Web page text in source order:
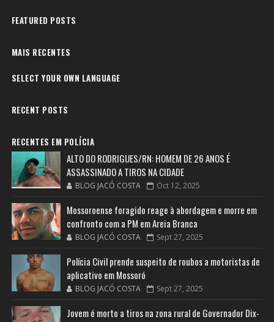
FEATURED POSTS
MAIS RECENTES
SELECT YOUR OWN LANGUAGE
RECENT POSTS
RECENTES EM POLÍCIA
ALTO DO RODRIGUES/RN: HOMEM DE 26 ANOS É
ASSASSINADO A TIROS NA CIDADE
BLOG JACÓ COSTA Oct 12, 2025
Mossoroense foragido reage à abordagem e morre em
confronto com a PM em Areia Branca
BLOG JACÓ COSTA Sept 27, 2025
Polícia Civil prende suspeito de roubos a motoristas de
aplicativo em Mossoró
BLOG JACÓ COSTA Sept 27, 2025
Jovem é morto a tiros na zona rural de Governador Dix-